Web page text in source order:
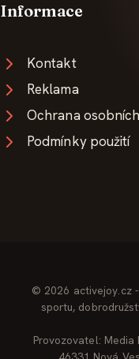
Informace
Kontakt
Reklama
Ochrana
Podmínky použití
© 2026 activejoy.cz
sportu,
Provozovatel: Media